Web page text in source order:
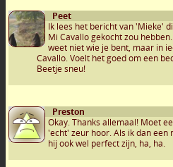
Peet
Ik lees het bericht van 'Mieke'
Mi Cavallo gekocht zou
weet niet wie je bent, maar in
Cavallo. Voelt het goed om een
Beetje sneu!
Preston
Okay. Thanks allemaal! Moet
'echt' zeur hoor. Als ik dan
hij ook wel perfect zijn, ha, ha.